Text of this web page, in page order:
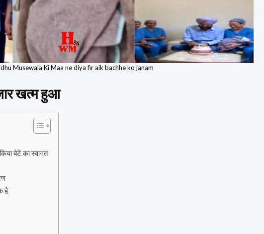
Musewala Ki Maa ne diya fir aik bachhe ko janam
खत्म हुआ
बेटे का स्वागत
है